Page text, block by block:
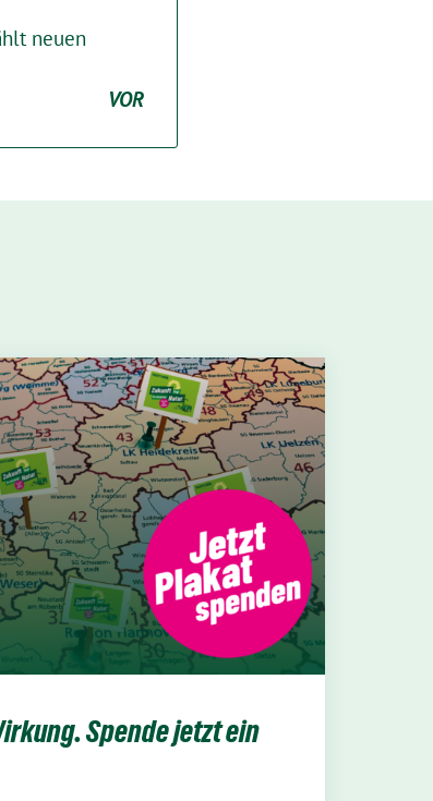
neuen
VOR
Spende jetzt ein